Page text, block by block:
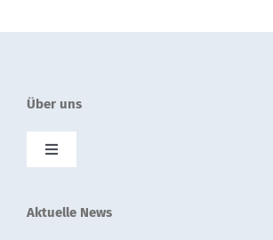
Über uns
Toggle
Aktuelle News